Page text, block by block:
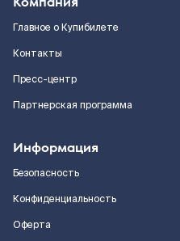
Главное о Купибилете
Контакты
Пресс-центр
Партнерская программа
Информация
Безопасность
Конфиденциальность
Оферта